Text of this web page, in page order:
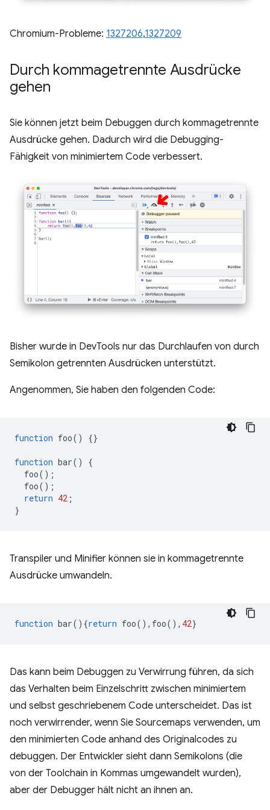
Chromium-Probleme: 1327206,1327209
Durch kommagetrennte Ausdrücke
gehen
Sie können jetzt beim Debuggen durch kommagetrennte
Ausdrücke gehen. Dadurch wird die Debugging-
Fähigkeit von minimiertem Code verbessert.
Bisher wurde in DevTools nur das Durchlaufen von durch
Semikolon getrennten Ausdrücken unterstützt.
Angenommen, Sie haben den folgenden Code:
function foo() {}
function bar()
{
foo();
foo();
return 42 ;
}
Transpiler und Minifier können sie in kommagetrennte
Ausdrücke umwandeln.
function bar(){return foo(), foo(), 42}
Das kann beim Debuggen zu Verwirrung führen, da sich
das Verhalten beim Einzelschritt zwischen minimiertem
und selbst geschriebenem Code unterscheidet. Das ist
noch verwirrender, wenn Sie Sourcemaps verwenden, um
den minimierten Code anhand des Originalcodes zu
debuggen. Der Entwickler sieht dann Semikolons (die
von der Toolchain in Kommas umgewandelt wurden),
aber der Debugger hält nicht an ihnen an.